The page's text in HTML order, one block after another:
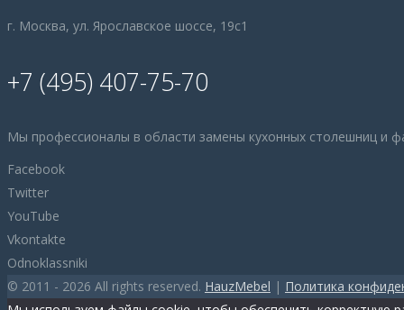
г. Москва, ул. Ярославское шоссе, 19с1
+7 (495) 407-75-70
Мы профессионалы в области замены кухонных столешниц и
Facebook
Twitter
YouTube
Vkontakte
Odnoklassniki
© 2011 - 2026 All rights reserved. HauzMebel | Политика